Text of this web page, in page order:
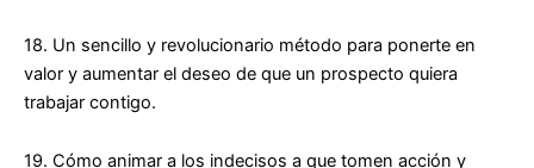
18. Un sencillo y revolucionario método para ponerte en
valor y aumentar el deseo de que un prospecto quiera
trabajar contigo.
19. Cómo animar a los indecisos a que tomen acción y